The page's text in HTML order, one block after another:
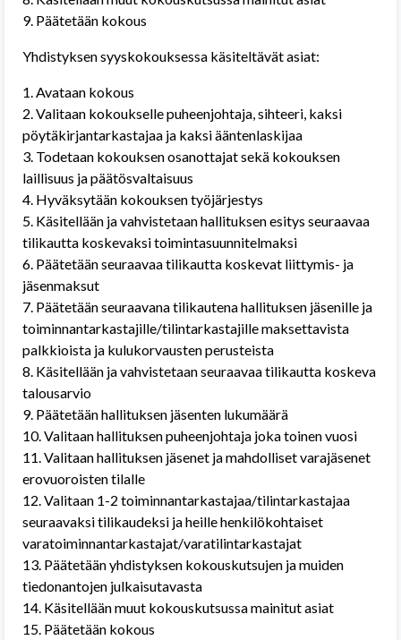
9. Päätetään kokous
Yhdistyksen syyskokouksessa käsiteltävät asiat:
1. Avataan kokous
2. Valitaan kokoukselle puheenjohtaja, sihteeri, kaksi
pöytäkirjantarkastajaa ja kaksi ääntenlaskijaa
3. Todetaan kokouksen osanottajat sekä kokouksen
laillisuus ja päätösvaltaisuus
4. Hyväksytään kokouksen työjärjestys
5. Käsitellään ja vahvistetaan hallituksen esitys seuraavaa
tilikautta koskevaksi toimintasuunnitelmaksi
6. Päätetään seuraavaa tilikautta koskevat liittymis- ja
jäsenmaksut
7. Päätetään seuraavana tilikautena hallituksen jäsenille ja
toiminnantarkastajille/tilintarkastajille maksettavista
palkkioista ja kulukorvausten perusteista
8. Käsitellään ja vahvistetaan seuraavaa tilikautta koskeva
talousarvio
9. Päätetään hallituksen jäsenten lukumäärä
10. Valitaan hallituksen puheenjohtaja joka toinen vuosi
11. Valitaan hallituksen jäsenet ja mahdolliset varajäsenet
erovuoroisten tilalle
12. Valitaan 1-2 toiminnantarkastajaa/tilintarkastajaa
seuraavaksi tilikaudeksi ja heille henkilökohtaiset
varatoiminnantarkastajat/varatilintarkastajat
13. Päätetään yhdistyksen kokouskutsujen ja muiden
tiedonantojen julkaisutavasta
14. Käsitellään muut kokouskutsussa mainitut asiat
15. Päätetään kokous